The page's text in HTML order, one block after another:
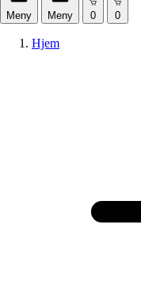
Meny Meny
Hjem